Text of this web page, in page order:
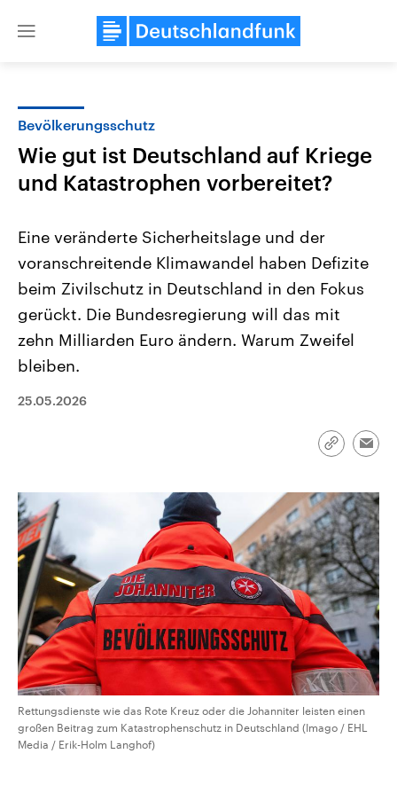
Close
Landtagswahl Sachsen-Anhalt
2026
Alle Informationen
September 2026 einen neuen
Bundesland von einer Koalition aus
CDU, SPD und FDP regiert.-
USA
Aktuelle Beiträge,
Hintergründe
Audio-Archiv
Bevölkerungsschutz
Wie gut ist Deutschland auf Kriege
und Katastrophen vorbereitet?
Eine veränderte Sicherheitslage und der
voranschreitende Klimawandel haben Defizite
beim Zivilschutz in Deutschland in den Fokus
gerückt. Die Bundesregierung will das mit
zehn Milliarden Euro ändern. Warum Zweifel
bleiben.
25.05.2026
Link
Rettungsdienste wie das Rote Kreuz oder die Johanniter leisten einen
großen Beitrag zum Katastrophenschutz in Deutschland (Imago / EHL
Media / Erik-Holm Langhof)